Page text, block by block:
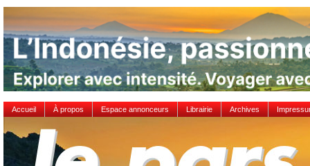
Accueil À propos Espace annonceurs Librairie Archives